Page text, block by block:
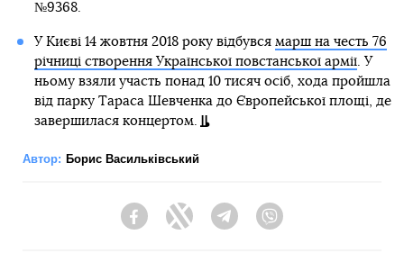
№9368.
У Києві 14 жовтня 2018 року відбувся марш на честь 76
річниці створення Української повстанської армії. У
ньому взяли участь понад 10 тисяч осіб, хода пройшла
від парку Тараса Шевченка до Європейської площі, де
завершилася концертом.
Автор: Борис Васильківський
FacebookTwitter Telegram